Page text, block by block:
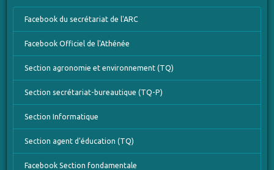
Facebook du secrétariat de l'ARC
Facebook Officiel de l'Athénée
Section agronomie et environnement (TQ)
Section secrétariat-bureautique (TQ-P)
Section Informatique
Section agent d'éducation (TQ)
Facebook Section fondamentale